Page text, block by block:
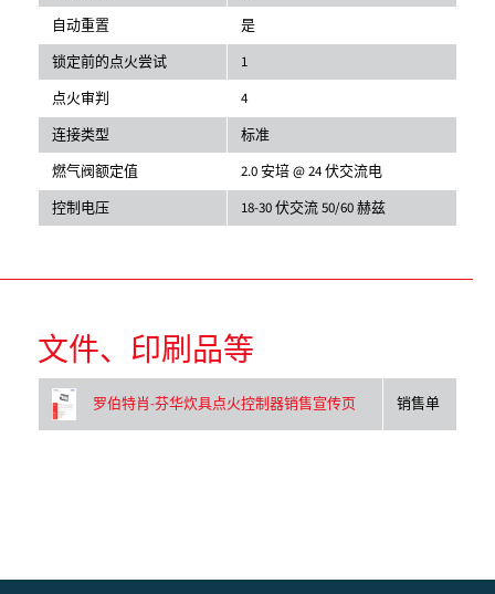
自动重置
是
锁定前的点火尝试
1
点火审判
4
连接类型
标准
燃气阀额定值
2.0 安培 @ 24 伏交流电
控制电压
18-30 伏交流 50/60 赫兹
文件、印刷品等
罗伯特肖-芬华炊具点火控制器销售宣传页 销售单